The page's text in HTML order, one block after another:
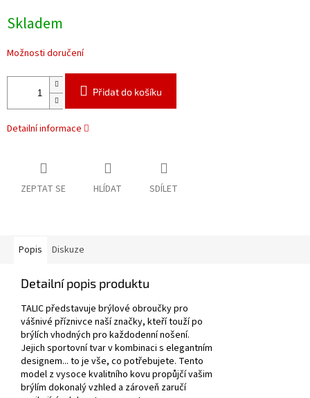
cena:
Skladem
Možnosti doručení
Přidat do košíku
Detailní informace
ZEPTAT SE HLÍDAT SDÍLET
Popis Diskuze
Detailní popis produktu
TALIC představuje brýlové obroučky pro
vášnivé příznivce naší značky, kteří touží po
brýlích vhodných pro každodenní nošení.
Jejich sportovní tvar v kombinaci s elegantním
designem... to je vše, co potřebujete. Tento
model z vysoce kvalitního kovu propůjčí vašim
brýlím dokonalý vzhled a zároveň zaručí